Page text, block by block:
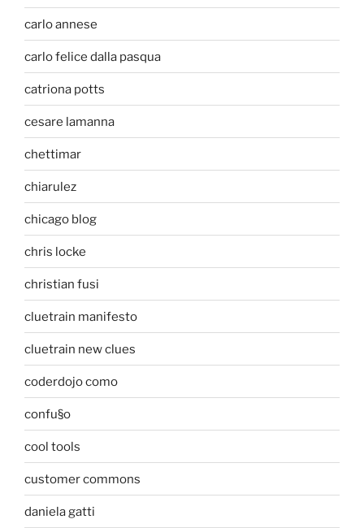
carlo annese
carlo felice dalla pasqua
catriona potts
cesare lamanna
chettimar
chiarulez
chicago blog
chris locke
christian fusi
cluetrain manifesto
cluetrain new clues
coderdojo como
confu§o
cool tools
customer commons
daniela gatti